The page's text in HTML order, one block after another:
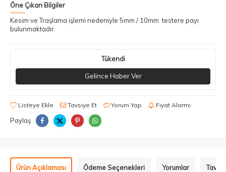
Öne Çıkan Bilgiler
Kesim ve Traşlama işlemi nedeniyle 5mm / 10mm testere payı
bulunmaktadır.
Tükendi
Gelince Haber Ver
Listeye Ekle Tavsiye Et Yorum Yap Fiyat Alarmı
Paylaş
Ürün Açıklaması Ödeme Seçenekleri Yorumlar